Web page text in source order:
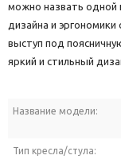
можно назвать одной
дизайна и
выступ под
яркий и стильный
Название модели:
Тип кресла/стула: